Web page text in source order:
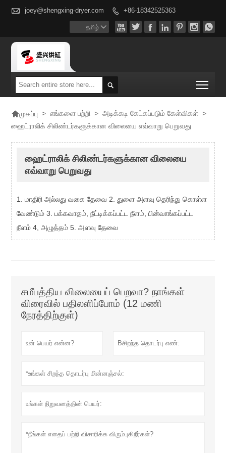
 joey@shengxing-dryer.com  +86-18342525363
      
தமிழ் 

முகப்பு > எங்களை பற்றி > அடிக்கடி கேட்கப்படும் கேள்விகள் >
ஹைட்ராலிக் சிலிண்டர்களுக்கான விலையை எவ்வாறு பெறுவது
ஹைட்ராலிக் சிலிண்டர்களுக்கான விலையை
எவ்வாறு பெறுவது
1. மாதிரி அல்லது வகை தேவை 2. துளை அளவு தெரிந்து கொள்ள
வேண்டும் 3. பக்கவாதம், நீட்டிக்கப்பட்ட நீளம், பின்வாங்கப்பட்ட
நீளம் 4, அழுத்தம் 5. அளவு தேவை
சமீபத்திய விலையைப் பெறவா? நாங்கள்
விரைவில் பதிலளிப்போம் (12 மணி
நேரத்திற்குள்)